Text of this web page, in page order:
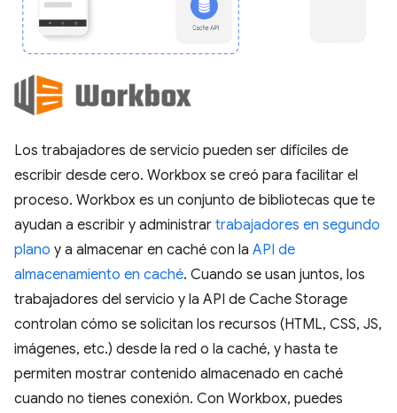
Los trabajadores de servicio pueden ser difíciles de
escribir desde cero. Workbox se creó para facilitar el
proceso. Workbox es un conjunto de bibliotecas que te
ayudan a escribir y administrar trabajadores en segundo
plano y a almacenar en caché con la API de
almacenamiento en caché. Cuando se usan juntos, los
trabajadores del servicio y la API de Cache Storage
controlan cómo se solicitan los recursos (HTML, CSS, JS,
imágenes, etc.) desde la red o la caché, y hasta te
permiten mostrar contenido almacenado en caché
cuando no tienes conexión. Con Workbox, puedes